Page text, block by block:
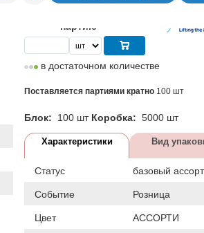
партию
в достаточном количестве
Поставляется партиями кратно 100 шт
Блок: 100 шт Коробка: 5000 шт
Характеристики Вид
Статус базовый
Событие Розница
Цвет АССОРТИ